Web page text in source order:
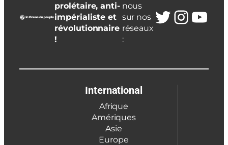
prolétaire, anti-
impérialiste et
révolutionnaire
!
nous
sur nos
réseaux
:
Twitter
International
Afrique
Amériques
Asie
Europe